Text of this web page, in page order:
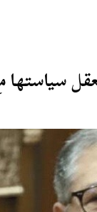
سياستها